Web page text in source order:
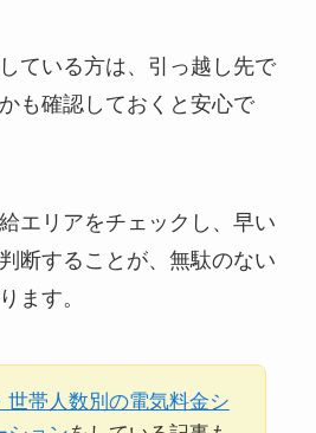
ている方は、引っ越し先で
も確認しておくと安心で
エリアをチェックし、早い
断することが、無駄のない
ます。
世帯人数別の電気料金シ